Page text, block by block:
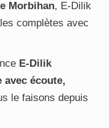
Morbihan, E-Dilik
complètes avec
E-Dilik
avec écoute,
le faisons depuis